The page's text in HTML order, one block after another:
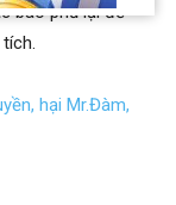
bao phủ lại để